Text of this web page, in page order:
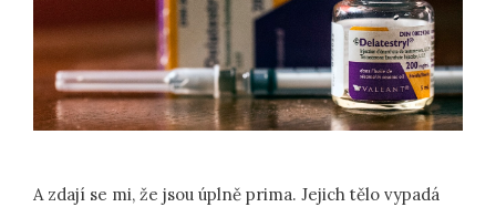
A zdají se mi, že jsou úplně prima. Jejich tělo vypadá